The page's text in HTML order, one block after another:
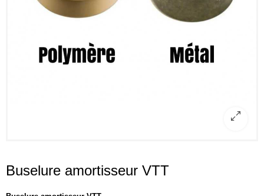
Buselure amortisseur VTT